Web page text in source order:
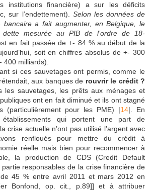
institutions financière) a sur les déficits
sur l’endettement). Selon les données de
bancaire a fait augmenter, en Belgique, le
mesurée au PIB de l’ordre de 18-
en fait passée de +- 84 % au début de la
soit en chiffres absolus de +- 300
400 milliards).
si ces sauvetages ont permis, comme le
aux banques de rouvrir le crédit ?
les sauvetages, les prêts aux ménages et
ont en fait diminué et ils ont stagné
(particulièrement pour les PME) |14|. En
qui portent une part de
crise actuelle n’ont pas utilisé l’argent avec
renfloués pour mettre du crédit à
réelle mais bien pour recommencer à
la production de CDS (Credit Default
responsables de la crise financière de
45 % entre avril 2011 et mars 2012 en
Bonfond, op. cit., p.89]] et à attribuer